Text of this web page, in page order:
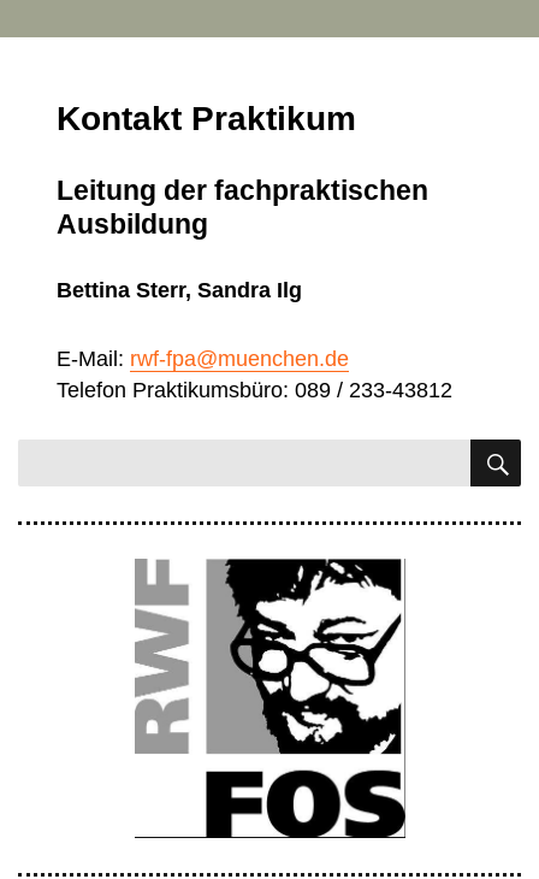
Kontakt Praktikum
Leitung der fachpraktischen
Ausbildung
Bettina Sterr, Sandra Ilg
E-Mail: rwf-fpa@muenchen.de
Telefon Praktikumsbüro: 089 / 233-43812